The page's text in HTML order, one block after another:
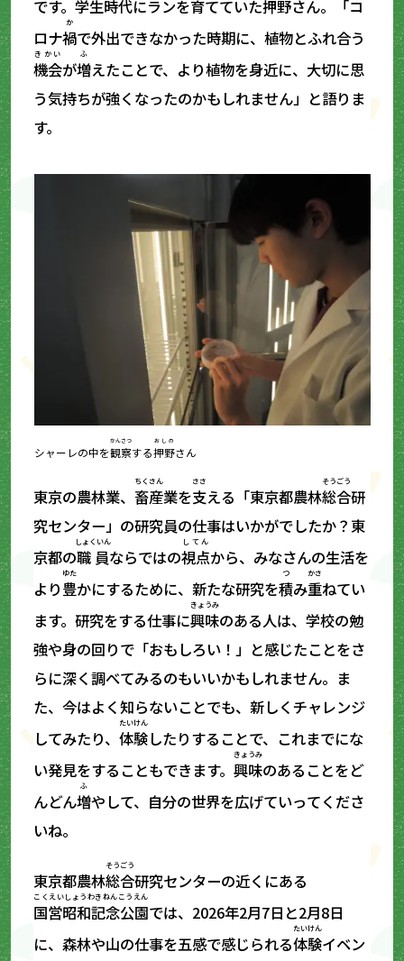
です。学生時代にランを育てていた押野さん。「コ
ロナ禍
か
で外出できなかった時期に、植物とふれ合う
機会
きかい
が増
ふ
えたことで、より植物を身近に、大切に思
う気持ちが強くなったのかもしれません」と語りま
す。
シャーレの中を観察
かんさつ
する押野
おしの
さん
東京の農林業、 畜産
ちくさん
業を支
ささ
える「東京都農林総合
そうごう
研
究センター」の研究員の仕事はいかがでしたか？東
京都の職員
しょくいん
ならではの視点
してん
から、みなさんの生活を
より豊
ゆた
かにするために、新たな研究を積
つ
み重
かさ
ねてい
ます。研究をする仕事に興味
きょうみ
のある人は、学校の勉
強や身の回りで「おもしろい！」と感じたことをさ
らに深く調べてみるのもいいかもしれません。ま
た、今はよく知らないことでも、新しくチャレンジ
してみたり、体験
たいけん
したりすることで、これまでにな
い発見をすることもできます。興味
きょうみ
のあることをど
んどん増
ふ
やして、自分の世界を広げていってくださ
いね。
東京都農林総合
そうごう
研究センターの近くにある
国営昭和記念公園
こくえいしょうわきねんこうえん
では、2026年2月7日と2月8日
に、森林や山の仕事を五感で感じられる体験
たいけん
イベン